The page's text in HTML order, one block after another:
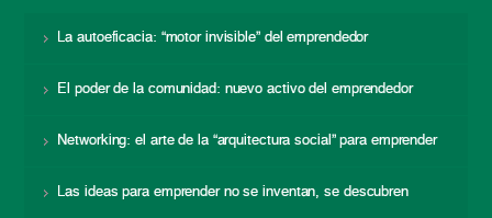
La autoeficacia: “motor invisible” del emprendedor
El poder de la comunidad: nuevo activo del emprendedor
Networking: el arte de la “arquitectura social” para emprender
Las ideas para emprender no se inventan, se descubren